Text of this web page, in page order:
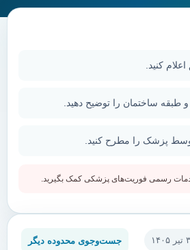
جست‌وجوی محدوده دیگر
کنید.
طبقه ساختمان را توضیح دهید.
پزشک را مطرح کنید.
رسمی فوریت‌های پزشکی کمک بگیرید.